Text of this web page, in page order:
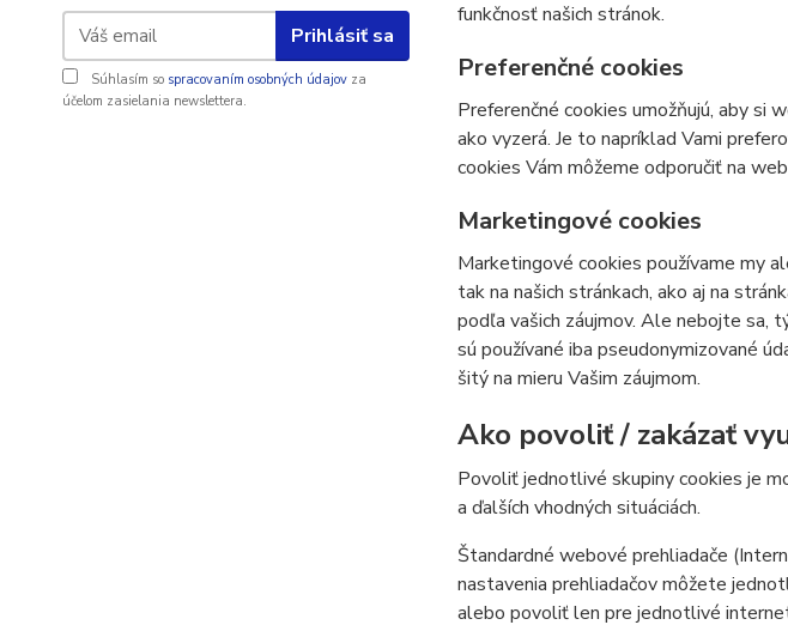
Prihlásiť sa
Súhlasím so spracovaním osobných údajov za
účelom zasielania newslettera.
funkčnosť našich stránok.
Preferenčné cookies
Preferenčné cookies umožňujú, aby si
ako vyzerá. Je to napríklad Vami
cookies Vám môžeme odporučiť na
Marketingové cookies
Marketingové cookies používame my
tak na našich stránkach, ako aj na
podľa vašich záujmov. Ale nebojte sa,
sú používané iba pseudonymizované
šitý na mieru Vašim záujmom.
Ako povoliť / zakázať
Povoliť jednotlivé skupiny cookies je
a ďalších vhodných situáciách.
Štandardné webové prehliadače
nastavenia prehliadačov môžete
alebo povoliť len pre jednotlivé